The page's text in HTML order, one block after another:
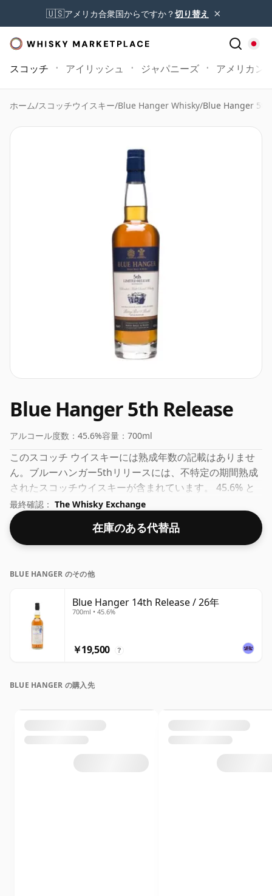
🇺🇸アメリカ合衆国からですか？切り替え ×
スコッチ アイリッシュ ジャパニーズ アメリカン
ホーム/スコッチウイスキー/Blue Hanger Whisky/Blue Hanger 5th
Blue Hanger 5th Release
アルコール度数： 45.6%容量： 700ml
このスコッチ ウイスキーには熟成年数の記載はありませ
ん。ブルーハンガー5thリリースには、不特定の期間熟成
されたスコッチウイスキーが含まれています。 45.6% と
いうこのウイスキーは、理想的な飲みやすさで瓶詰めされ
ていることがわかります。通常のボトルサイズは70clで
す。
最終確認： The Whisky Exchange
在庫のある代替品
BLUE HANGER のその他
Blue Hanger 14th Release / 26年
700ml • 45.6%
￥19,500 ?
BLUE HANGER の購入先